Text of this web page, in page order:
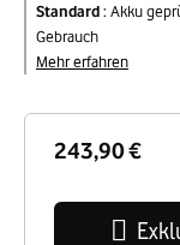
243,90 €
Standard: Akku
Gebrauch
Mehr erfahren